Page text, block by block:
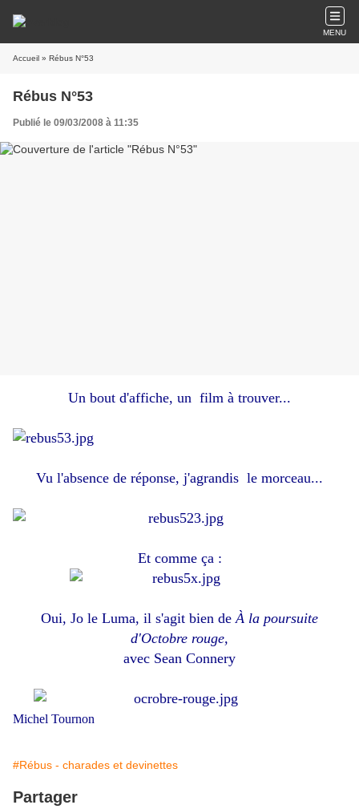
MENU
Accueil » Rébus N°53
Rébus N°53
Publié le 09/03/2008 à 11:35
Un bout d'affiche, un film à trouver...
Vu l'absence de réponse, j'agrandis le morceau...
Et comme ça :
Oui, Jo le Luma, il s'agit bien deÀ la poursuite
d'Octobre rouge,
avec Sean Connery
Michel Tournon
#Rébus - charades et devinettes
Partager